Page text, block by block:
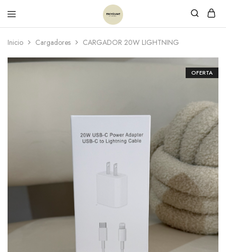
Inicio Cargadores CARGADOR 20W LIGHTNING
OFERTA